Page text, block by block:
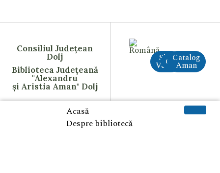
Consiliul Județean
Dolj
Biblioteca Județeană
"Alexandru
și Aristia Aman" Dolj
Site
VechiCreAI
Catalog
Aman
Acasă
Despre bibliotecă